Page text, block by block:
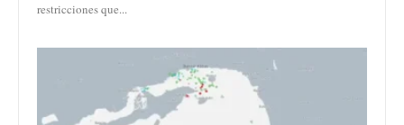
restricciones que...